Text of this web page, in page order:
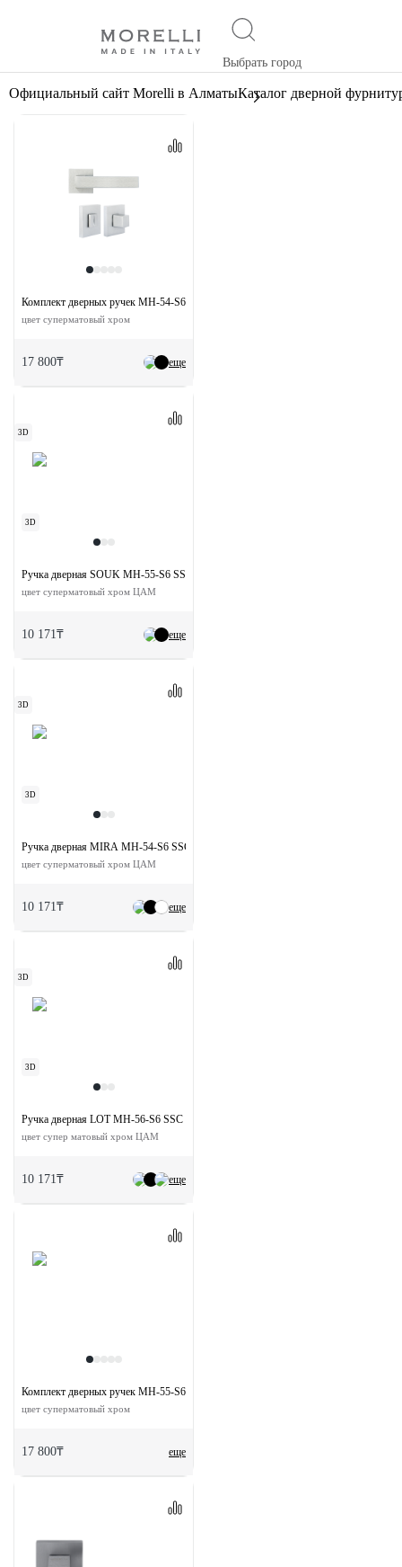
Выбрать город
Официальный сайт Morelli в АлматыКаталог дверной
еще
Комплект дверных ручек MH-54-S6 SSC с заверткой MH-WC-S6 SSC
цвет суперматовый хром
17 800₸
3D
3D
еще
Ручка дверная SOUK MH-55-S6 SSC раздельная на квадратной розетке
цвет суперматовый хром ЦАМ
10 171₸
3D
3D
еще
Ручка дверная MIRA MH-54-S6 SSC раздельная на квадратной розетке
цвет суперматовый хром ЦАМ
10 171₸
3D
3D
еще
Ручка дверная LOT MH-56-S6 SSC раздельная на квадратной розетке
цвет супер матовый хром ЦАМ
10 171₸
еще
Комплект дверных ручек MH-55-S6 SSC с заверткой MH-WC-S6 SSC
цвет суперматовый хром
17 800₸